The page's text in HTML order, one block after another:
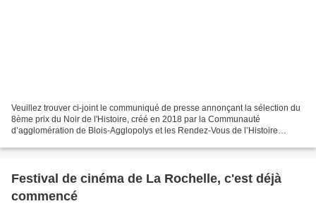
Veuillez trouver ci-joint le communiqué de presse annonçant la sélection du
8ème prix du Noir de l'Histoire, créé en 2018 par la Communauté
d’agglomération de Blois-Agglopolys et les Rendez-Vous de l’Histoire
Festival de cinéma de La Rochelle, c'est déjà
commencé